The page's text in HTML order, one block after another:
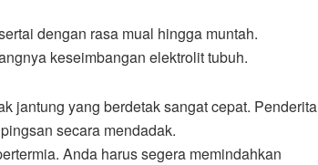
dengan rasa mual hingga muntah.
keseimbangan elektrolit tubuh.
jantung yang berdetak sangat cepat. Penderita
secara mendadak.
Anda harus segera memindahkan